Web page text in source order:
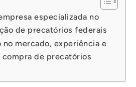
especializada no
de precatórios federais
no mercado, experiência e
compra de precatórios